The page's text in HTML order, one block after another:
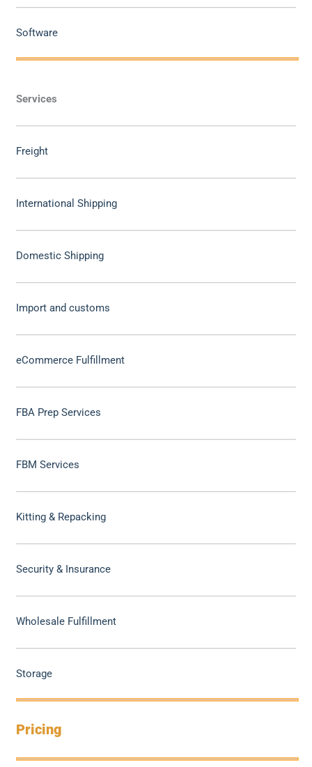
Software
Services
Freight
International Shipping
Domestic Shipping
Import and customs
eCommerce Fulfillment
FBA Prep Services
FBM Services
Kitting & Repacking
Security & Insurance
Wholesale Fulfillment
Storage
Pricing